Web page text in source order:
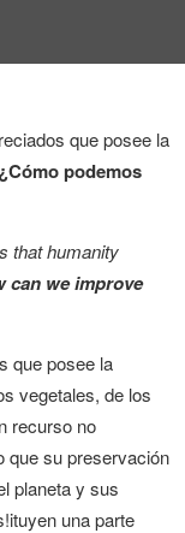
que posee la
¿Cómo podemos
that humanity
can we improve
que posee la
vegetales, de los
recurso no
que su preservación
planeta y sus
una parte